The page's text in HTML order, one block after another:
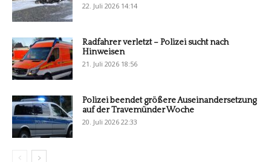
22. Juli 2026 14:14
Radfahrer verletzt – Polizei sucht nach
Hinweisen
21. Juli 2026 18:56
Polizei beendet größere Auseinandersetzung
auf der Travemünder Woche
20. Juli 2026 22:33